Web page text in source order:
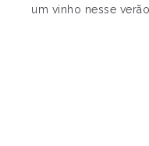
um vinho nesse